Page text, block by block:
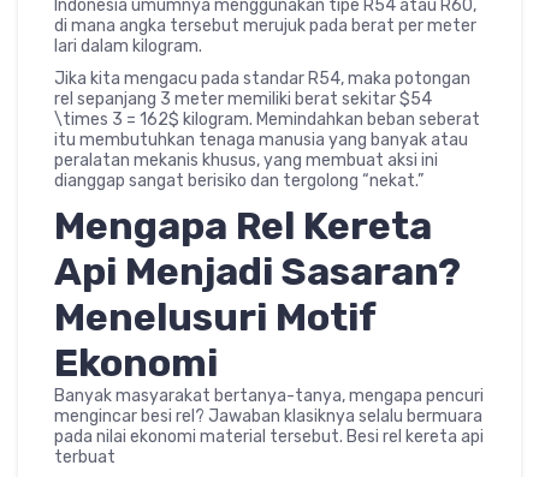
Indonesia umumnya menggunakan tipe R54 atau R60,
di mana angka tersebut merujuk pada berat per meter
lari dalam kilogram.
Jika kita mengacu pada standar R54, maka potongan
rel sepanjang 3 meter memiliki berat sekitar$54
\times 3 = 162$ kilogram. Memindahkan beban seberat
itu membutuhkan tenaga manusia yang banyak atau
peralatan mekanis khusus, yang membuat aksi ini
dianggap sangat berisiko dan tergolong “nekat.”
Mengapa Rel Kereta
Api Menjadi Sasaran?
Menelusuri Motif
Ekonomi
Banyak masyarakat bertanya-tanya, mengapa pencuri
mengincar besi rel? Jawaban klasiknya selalu bermuara
pada nilai ekonomi material tersebut. Besi rel kereta api
terbuat